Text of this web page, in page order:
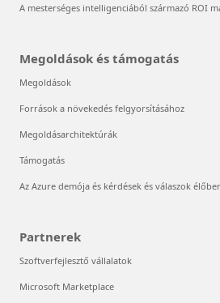
A mesterséges intelligenciából származó ROI
Megoldások és támogatás
Megoldások
Források a növekedés felgyorsításához
Megoldásarchitektúrák
Támogatás
Az Azure demója és kérdések és válaszok
Partnerek
Szoftverfejlesztő vállalatok
Microsoft Marketplace